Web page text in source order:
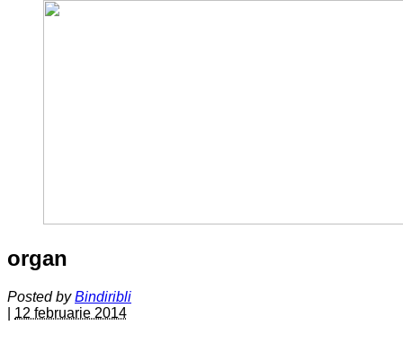
organ
Posted byBindiribli
12 februarie 2014